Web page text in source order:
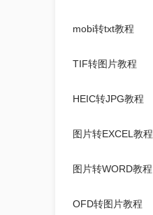
mobi转txt教程
TIF转图片教程
HEIC转JPG教程
图片转EXCEL教程
图片转WORD教程
OFD转图片教程